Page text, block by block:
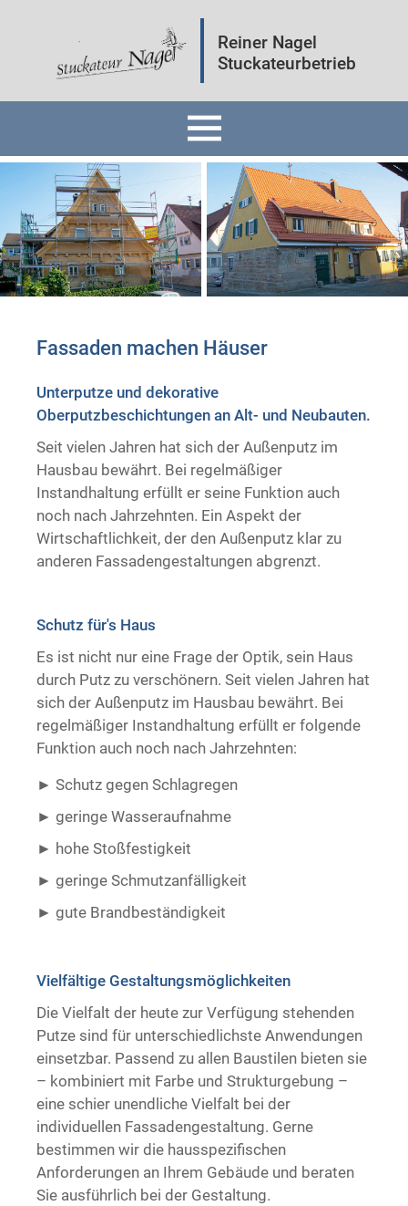
Reiner Nagel
Stuckateurbetrieb
Fassaden
Innenräume
Mineralputz
Wärmedämmung
Trockenausbau
Fassaden machen Häuser
Unterputze und dekorative
Oberputzbeschichtungen an Alt- und Neubauten.
Seit vielen Jahren hat sich der Außenputz im
Hausbau bewährt. Bei regelmäßiger
Instandhaltung erfüllt er seine Funktion auch
noch nach Jahrzehnten. Ein Aspekt der
Wirtschaftlichkeit, der den Außenputz klar zu
anderen Fassadengestaltungen abgrenzt.
Schutz für's Haus
Es ist nicht nur eine Frage der Optik, sein Haus
durch Putz zu verschönern. Seit vielen Jahren hat
sich der Außenputz im Hausbau bewährt. Bei
regelmäßiger Instandhaltung erfüllt er folgende
Funktion auch noch nach Jahrzehnten:
Schutz gegen Schlagregen
geringe Wasseraufnahme
hohe Stoßfestigkeit
geringe Schmutzanfälligkeit
gute Brandbeständigkeit ​ ​
Vielfältige Gestaltungsmöglichkeiten
Die Vielfalt der heute zur Verfügung stehenden
Putze sind für unterschiedlichste Anwendungen
einsetzbar. Passend zu allen Baustilen bieten sie
– kombiniert mit Farbe und Strukturgebung –
eine schier unendliche Vielfalt bei der
individuellen Fassadengestaltung. Gerne
bestimmen wir die hausspezifischen
Anforderungen an Ihrem Gebäude und beraten
Sie ausführlich bei der Gestaltung.